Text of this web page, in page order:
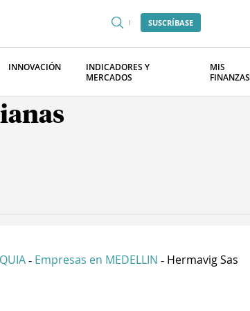
SUSCRÍBASE
INNOVACIÓN
INDICADORES Y
MERCADOS
MIS
FINANZAS
- Empresas en MEDELLIN - Hermavig Sas